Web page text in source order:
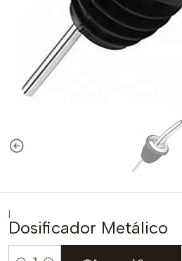
|
Dosificador Metálico